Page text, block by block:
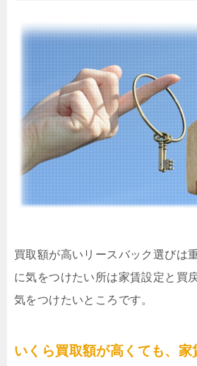
買取額が高いリースバック選びは
に気をつけたい所は家賃設定と買
気をつけたいところです。
いくら買取額が高くても、家